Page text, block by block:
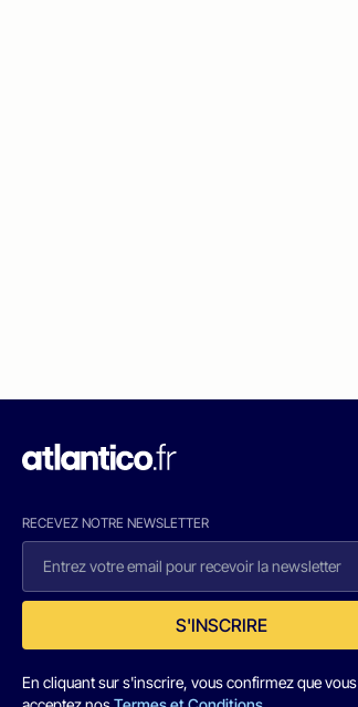
RECEVEZ NOTRE NEWSLETTER
S'INSCRIRE
En cliquant sur s'inscrire, vous confirmez que vous